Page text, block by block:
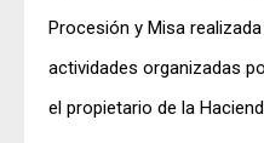
Procesión y Misa
actividades organizadas
el propietario de la